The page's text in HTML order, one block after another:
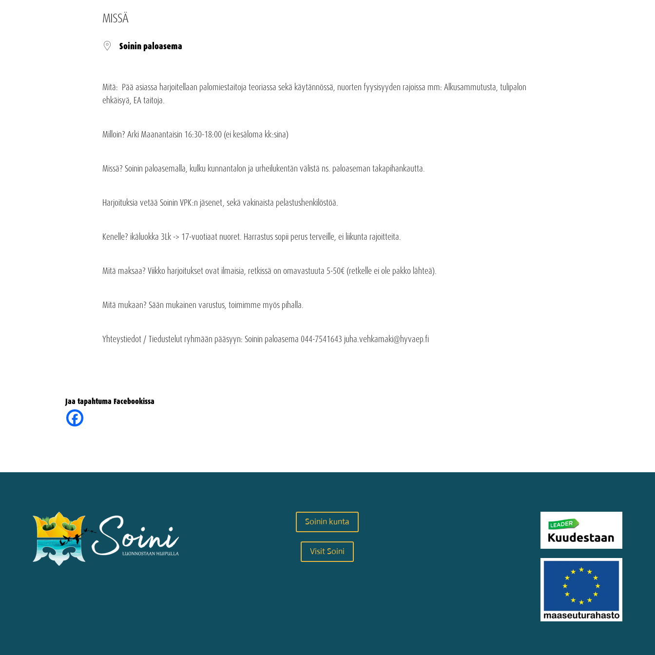
MISSÄ
Soinin paloasema
Mitä: Pää asiassa harjoitellaan palomiestaitoja teoriassa sekä käytännössä, nuorten fyysisyyden rajoissa mm: Alkusammutusta, tulipalon
ehkäisyä, EA taitoja.
Milloin? Arki Maanantaisin 16:30-18:00 (ei kesäloma kk:sina)
Missä? Soinin paloasemalla, kulku kunnantalon ja urheilukentän välistä ns. paloaseman takapihankautta.
Harjoituksia vetää Soinin VPK:n jäsenet, sekä vakinaista pelastushenkilöstöä.
Kenelle? ikäluokka 3Lk -> 17-vuotiaat nuoret. Harrastus sopii perus terveille, ei liikunta rajoitteita.
Mitä maksaa? Viikko harjoitukset ovat ilmaisia, retkissä on omavastuuta 5-50€ (retkelle ei ole pakko lähteä).
Mitä mukaan? Sään mukainen varustus, toimimme myös pihalla.
Yhteystiedot / Tiedustelut ryhmään pääsyyn: Soinin paloasema 044-7541643 juha.vehkamaki@hyvaep.fi
Jaa tapahtuma Facebookissa
Soinin kunta
Visit Soini